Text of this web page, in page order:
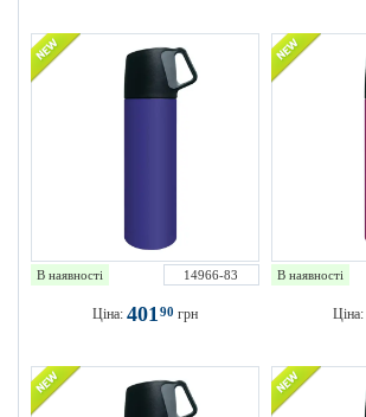
В наявності 14966-83
Ціна: 40190 грн
В наявності
Ціна: